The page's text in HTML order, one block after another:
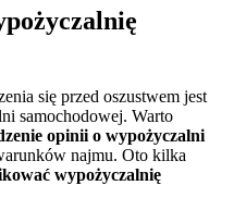
się przed oszustwem jest
samochodowej. Warto
opinii o wypożyczalni
najmu. Oto kilka
wypożyczalnię